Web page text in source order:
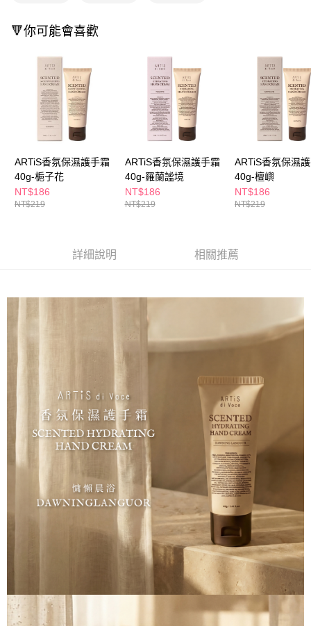
購買商品的店家。未經商家同意取消之訂單仍視為有效，需透過AFTEE先享
※ 交易是否成功請以「AFTEE先享後付 」之結帳頁面顯示為準，若有關於
是否繳費成功／繳費後需取消欲退款等相關疑問，請聯繫「AFTEE先享後付
客戶支援中心」https://netprotections.freshdesk.com/support/home
【注意事項】
１．透過由恩沛科技股份有限公司提供之「AFTEE先享後付」服務完成之交
易，需依本服務之必要範圍內提供個人資料，並將交易相關給付款項請求債
２．關於個人資料處理事宜，請瀏覽以下網址：
https://aftee.tw/terms/#terms3
３．未成年的使用者請事先徵得法定代理人或監護人之同意方可使用
「AFTEE先享後付」，若未經同意申辦者引起之損失，本公司不負相關責
任。
５．嚴禁一人註冊多個帳號或使用他人資訊註冊。若發現惡意使用之情形，
每筆NT$65，滿NT$490(含以上)免運費
付款後萊爾富取貨
每筆NT$65，滿NT$490(含以上)免運費
7-11取貨付款
每筆NT$65，滿NT$490(含以上)免運費
每筆NT$65，滿NT$490(含以上)免運費
宅配(本島)
每筆NT$100，滿NT$790(含以上)免運費
每筆NT$80，滿NT$290(含以上)免運費
🔻你可能會喜歡
ARTiS香氛保濕護手霜
40g-梔子花
NT$186
NT$219
ARTiS香氛保濕護手霜
40g-羅蘭謐境
NT$186
NT$219
ARTiS香氛保濕
40g-檀嶼
NT$186
NT$219
詳細說明 相關推薦